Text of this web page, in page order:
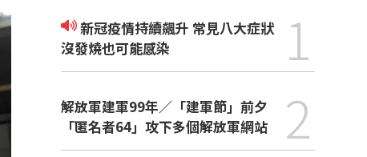
新冠疫情持續飆升 常見八大症狀
沒發燒也可能感染
1
解放軍建軍99年／「建軍節」前夕
「匿名者64」攻下多個解放軍網站
2